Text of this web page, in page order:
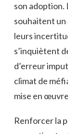
son adoption.
souhaitent
leurs
s’inquiètent
d’erreur
climat de
mise en
Renforcer la